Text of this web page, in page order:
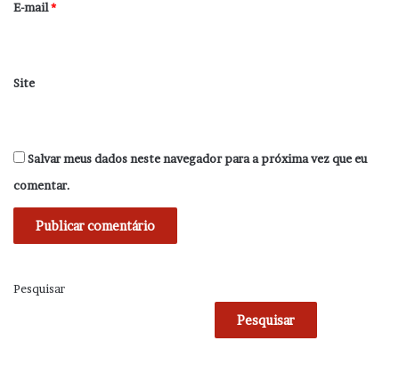
*
E-mail*
Site
Salvar meus dados neste navegador para a próxima vez que eu
comentar.
Pesquisar
Pesquisar